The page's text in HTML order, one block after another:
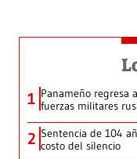
1 Panameño regresa
fuerzas militares
2 Sentencia de 104
costo del silencio